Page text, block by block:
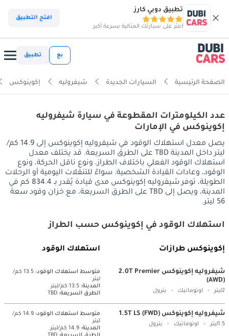
تطبيق دوبي كارز
اعثر على سيارتك المثالية بسرعة أكبر
افتح التطبيق
بع تطبيق
الصفحة الرئيسية السيارات الجديدة شيفروليه إكوينوكس
عدد الكيلومترات المقطوعة في سيارة شيفروليه
إكوينوكس في الإمارات
يصل معدل استهلاك الوقود في شيفروليه إكوينوكس إلى 14.9 كم/
ليتر داخل المدينة TBD على الطرق السريعة. قد يختلف معدل
استهلاك الوقود الفعلي باختلاف الطراز، ونوع ناقل الحركة، ونوع
الوقود، وعادات القيادة الشخصية. سواءً للتنقلات اليومية أو الرحلات
الطويلة، توفر شيفروليه إكوينوكس مدى قيادة يُقدر بـ 834.4 كم في
المدينة، ويصل إلى TBD على الطرق السريعة، مع خزان وقود سعة
56 ليتر.
استهلاك الوقود في إكوينوكس حسب الطراز
إكوينوكس طرازات استهلاك الوقود
شيفروليه إكوينوكس 2.0T Premier
(AWD)
2ليتر اوتوماتيك بترول
متوسط ​​استهلاك الوقود:
13.5 كم/
ليتر
المدينة: 13.5 كم/ليتر
الطرق السريعة: TBD
شيفروليه إكوينوكس 1.5T LS (FWD)
1.5ليتر اوتوماتيك بترول
متوسط ​​استهلاك الوقود:
14.9 كم/
ليتر
المدينة: 14.9 كم/ليتر